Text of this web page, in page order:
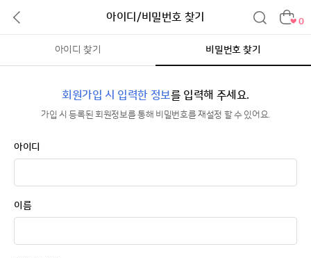
아이디/비밀번호 찾기 0
아이디 찾기 비밀번호 찾기
회원가입 시 입력한 정보를 입력해 주세요.
가입 시 등록된 회원정보를 통해 비밀번호를 재설정 할 수 있어요.
아이디
이름